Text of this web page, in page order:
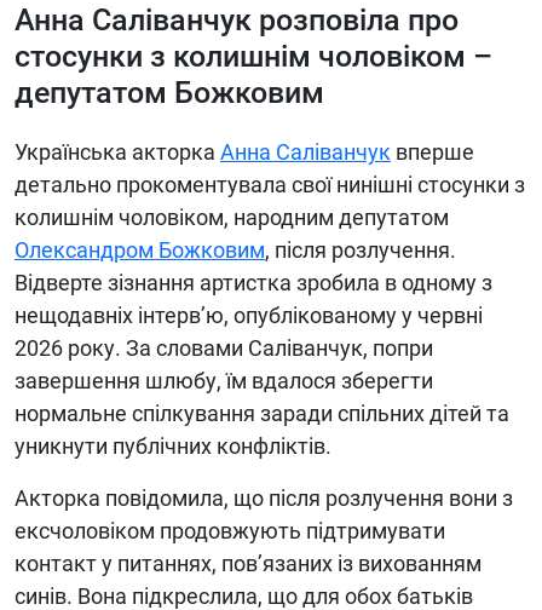
Про нас
Анна Саліванчук розповіла про
стосунки з колишнім чоловіком –
депутатом Божковим
Українська акторка Анна Саліванчук вперше
детально прокоментувала свої нинішні стосунки з
колишнім чоловіком, народним депутатом
Олександром Божковим, після розлучення.
Відверте зізнання артистка зробила в одному з
нещодавніх інтерв’ю, опублікованому у червні
2026 року. За словами Саліванчук, попри
завершення шлюбу, їм вдалося зберегти
нормальне спілкування заради спільних дітей та
уникнути публічних конфліктів.
Акторка повідомила, що після розлучення вони з
ексчоловіком продовжують підтримувати
контакт у питаннях, пов’язаних із вихованням
синів. Вона підкреслила, що для обох батьків